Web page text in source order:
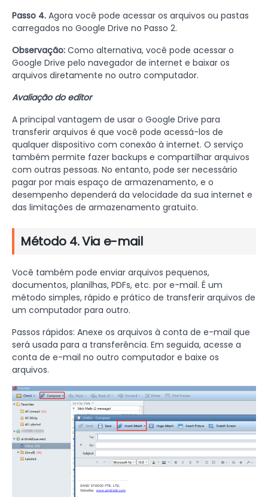
Passo 4. Agora você pode acessar os arquivos ou pastas
carregados no Google Drive no Passo 2.
Observação: Como alternativa, você pode acessar o
Google Drive pelo navegador de internet e baixar os
arquivos diretamente no outro computador.
Avaliação do editor
A principal vantagem de usar o Google Drive para
transferir arquivos é que você pode acessá-los de
qualquer dispositivo com conexão à internet. O serviço
também permite fazer backups e compartilhar arquivos
com outras pessoas. No entanto, pode ser necessário
pagar por mais espaço de armazenamento, e o
desempenho dependerá da velocidade da sua internet e
das limitações de armazenamento gratuito.
Método 4. Via e-mail
Você também pode enviar arquivos pequenos,
documentos, planilhas, PDFs, etc. por e-mail. É um
método simples, rápido e prático de transferir arquivos de
um computador para outro.
Passos rápidos: Anexe os arquivos à conta de e-mail que
será usada para a transferência. Em seguida, acesse a
conta de e-mail no outro computador e baixe os
arquivos.